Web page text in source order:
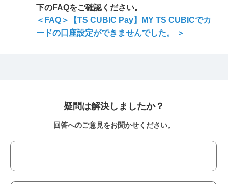
下のFAQをご確認ください。
＜FAQ＞【TS CUBIC Pay】MY TS CUBICでカ
ードの口座設定ができませんでした。 ＞
疑問は解決しましたか？
回答へのご意見をお聞かせください。